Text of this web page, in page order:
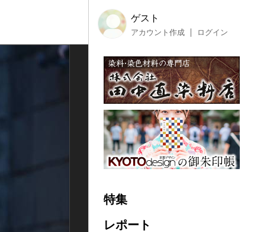
ゲスト
アカウント作成 ログイン
特集
レポート